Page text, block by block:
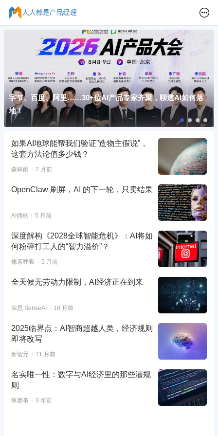
字节、百度、阿里……30+位AI产品专家齐聚，聊透AI如何落
地！
如果AI地球能帮我们验证”造物主假说”，
这套方法论值多少钱？
森林雨 2 月前
OpenClaw 刷屏，AI 的下一轮，只卖结果
AI偶然 5 月前
深度解构《2028全球智能危机》：AI将如
何粉碎打工人的“智力溢价”？
像素呼吸 5 月前
全天候无劳动力限制，AI经济正在到来
深思 SenseAI 10 月前
2025临界点：AI智商超越人类，经济规则
即将改写
新智元 11 月前
名实唯一性：数字与AI经济里的那些潜规
则
琢磨事 3 年前